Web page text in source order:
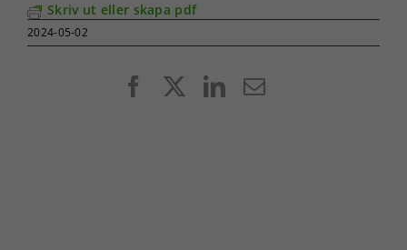
Skriv ut eller skapa pdf
2024-05-02
FacebookLinkedIn
E-